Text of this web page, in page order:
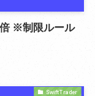
※制限ルール
Swift Trader